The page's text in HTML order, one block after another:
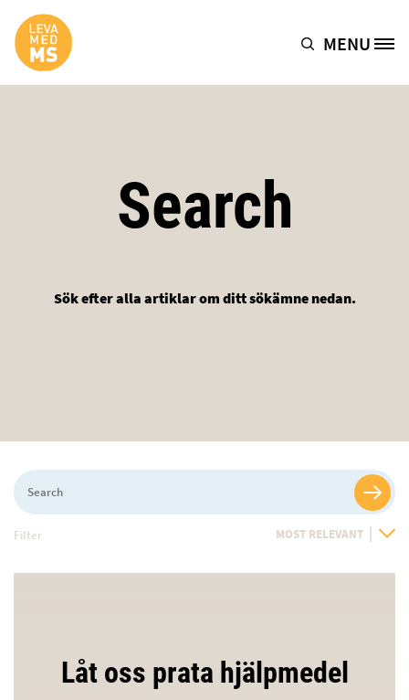
Site Logo MENU
Search
Sök efter alla artiklar om ditt sökämne nedan.
Search
Filter
Sort
Låt oss prata hjälpmedel